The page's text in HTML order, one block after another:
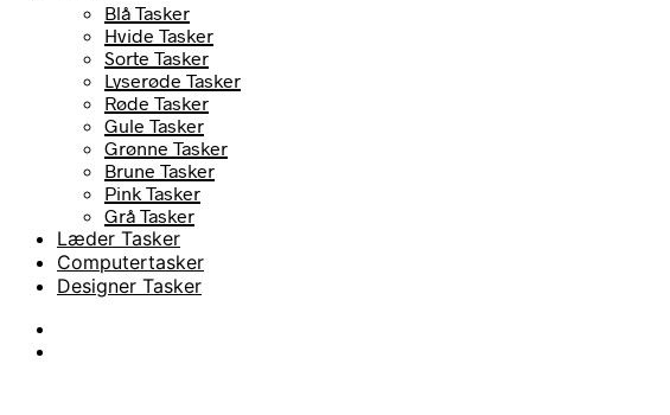
Blå Tasker
Hvide Tasker
Sorte Tasker
Lyserøde Tasker
Røde Tasker
Gule Tasker
Grønne Tasker
Brune Tasker
Pink Tasker
Grå Tasker
Læder Tasker
Computertasker
Designer Tasker